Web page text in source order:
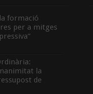
formació
per a mitges
la
de